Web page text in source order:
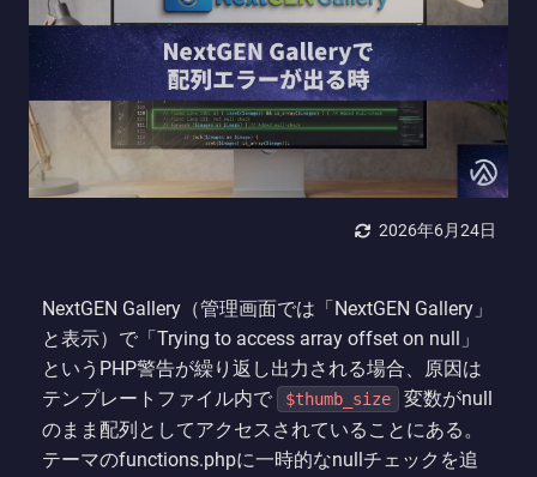
2026年6月24日
NextGEN Gallery（管理画面では「NextGEN Gallery」
と表示）で「Trying to access array offset on null」
というPHP警告が繰り返し出力される場合、原因は
テンプレートファイル内で
$thumb_size
変数がnull
のまま配列としてアクセスされていることにある。
テーマのfunctions.phpに一時的なnullチェックを追